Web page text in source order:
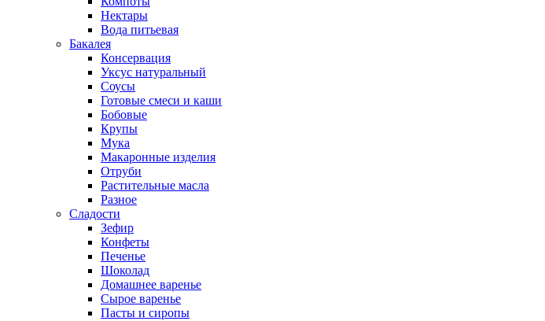
Нектары
Вода питьевая
Бакалея
Консервация
Уксус натуральный
Соусы
Готовые смеси и каши
Бобовые
Крупы
Мука
Макаронные изделия
Отруби
Растительные масла
Разное
Сладости
Зефир
Конфеты
Печенье
Шоколад
Домашнее варенье
Сырое варенье
Пасты и сиропы